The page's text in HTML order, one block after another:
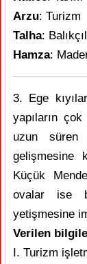
Arzu: Turizm
Talha:
Hamza:
3. Ege
yapıların
uzun
gelişmesine
Küçük
ovalar ise
yetişmesine
Verilen
I. Turizm